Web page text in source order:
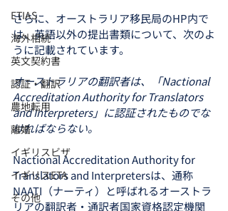
ETIAS
海外相続
英文契約書
認証・翻訳
農地転用
離婚
イギリスビザ
イギリスETA
その他
さらに、オーストラリア移民局のHP内で
は、英語以外の提出書類について、次のよ
うに記載されています。
オーストラリアの翻訳者は、「Nactional
Accreditation Authority for Translators
and Interpreters」に認証されたものでな
ければならない。
Nactional Accreditation Authority for
Translators and Interpretersは、通称
NAATI（ナーティ）と呼ばれるオーストラ
リアの翻訳者・通訳者国家資格認定機関